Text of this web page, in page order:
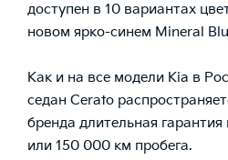
доступен в 10 вариантах
новом ярко-синем Mineral
Как и на все модели Kia в
седан Cerato
бренда длительная
или 150 000 км пробега.